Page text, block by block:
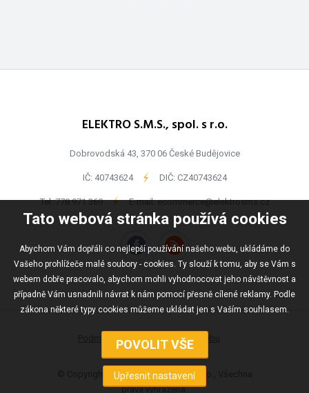
Tato webová stránka používá cookies
Abychom Vám dopřáli co nejlepší používání našeho webu, ukládáme do
Vašeho prohlížeče malé soubory - cookies. Ty slouží k tomu, aby se Vám s
webem dobře pracovalo, abychom mohli vyhodnocovat jeho návštěvnost a
případně Vám usnadnili návrat k nám pomocí přesně cílené reklamy. Podle
zákona některé typy cookies můžeme ukládat jen s Vaším souhlasem.
ELEKTRO S.M.S., spol. s r.o.
Dobrovodská 43, 370 06 České Budějovice
IČ: 40743624 - DIČ: CZ40743624
Tel:778 971 369 - E-mail:ecommerce@elektrosms.cz
Podmínky užívání Mapa webu
© Copyright ELEKTRO S.M.S., spol s r.o., Všechna
práva vyhrazena.